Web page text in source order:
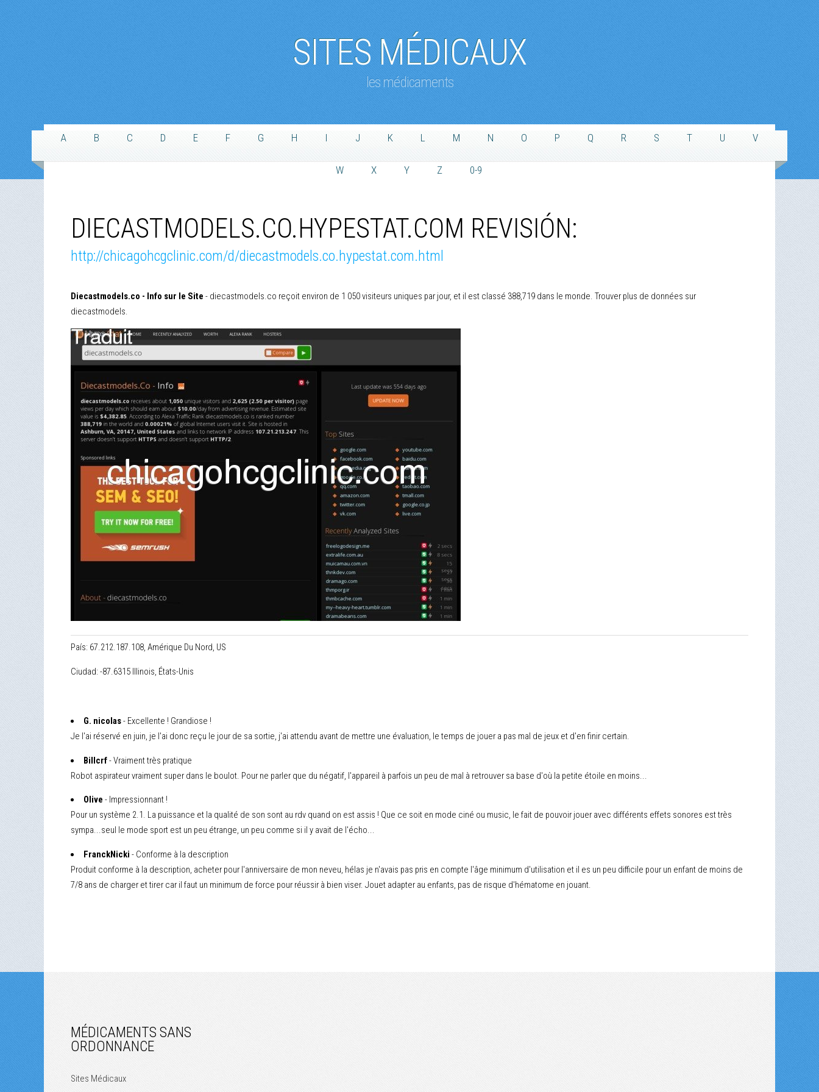
SITES MÉDICAUX
les médicaments
A B C D E F G H I J K L M N O P Q R S T U V
W X Y Z 0-9
DIECASTMODELS.CO.HYPESTAT.COM REVISIÓN:
http://chicagohcgclinic.com/d/diecastmodels.co.hypestat.com.html
Diecastmodels.co - Info sur le Site - diecastmodels.co reçoit environ de 1 050 visiteurs uniques par jour, et il est classé 388,719 dans le monde. Trouver plus de données sur
diecastmodels.
País: 67.212.187.108, Amérique Du Nord, US
Ciudad: -87.6315 Illinois, États-Unis
G. nicolas- Excellente ! Grandiose !
Je l'ai réservé en juin, je l'ai donc reçu le jour de sa sortie, j'ai attendu avant de mettre une évaluation, le temps de jouer a pas mal de jeux et d'en finir certain.
Billcrf- Vraiment très pratique
Robot aspirateur vraiment super dans le boulot. Pour ne parler que du négatif, l'appareil à parfois un peu de mal à retrouver sa base d'où la petite étoile en moins...
Olive - Impressionnant !
Pour un système 2.1. La puissance et la qualité de son sont au rdv quand on est assis ! Que ce soit en mode ciné ou music, le fait de pouvoir jouer avec différents effets sonores est très
sympa...seul le mode sport est un peu étrange, un peu comme si il y avait de l'écho...
FranckNicki - Conforme à la description
Produit conforme à la description, acheter pour l'anniversaire de mon neveu, hélas je n'avais pas pris en compte l'âge minimum d'utilisation et il es un peu difficile pour un enfant de moins de
7/8 ans de charger et tirer car il faut un minimum de force pour réussir à bien viser. Jouet adapter au enfants, pas de risque d'hématome en jouant.
MÉDICAMENTS SANS
ORDONNANCE
Sites Médicaux